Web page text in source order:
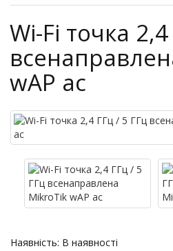
Wi-Fi точка
wAP ac
Наявність: В наявності